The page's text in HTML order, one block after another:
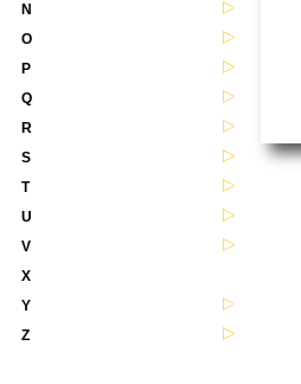
N
O
P
Q
R
S
T
U
V
X
Y
Z